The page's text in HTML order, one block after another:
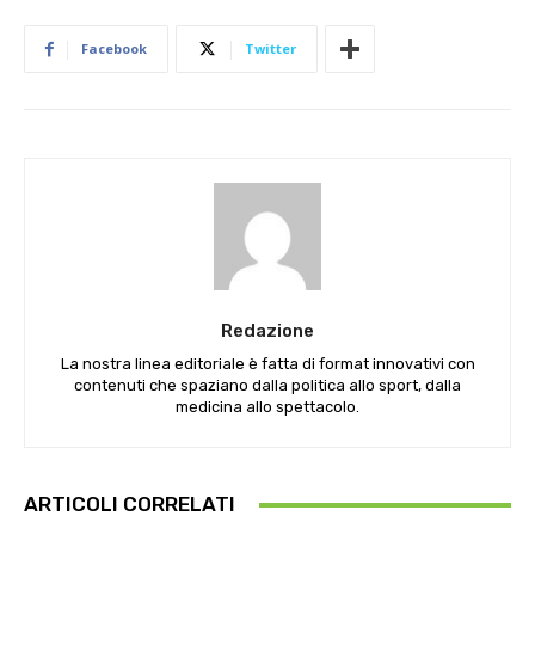
Facebook Twitter
Redazione
La nostra linea editoriale è fatta di format innovativi con
contenuti che spaziano dalla politica allo sport, dalla
medicina allo spettacolo.
ARTICOLI CORRELATI